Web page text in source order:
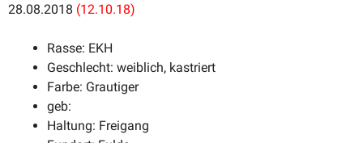
28.08.2018 (12.10.18)
Rasse: EKH
Geschlecht: weiblich, kastriert
Farbe: Grautiger
geb:
Haltung: Freigang